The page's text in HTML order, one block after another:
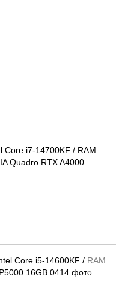
Core i7-14700KF / RAM
Quadro RTX A4000